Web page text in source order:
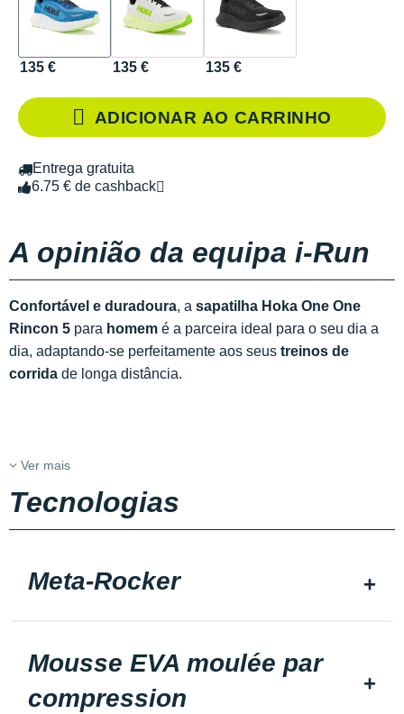
135 € 135 € 135 €
ADICIONAR AO CARRINHO
Entrega gratuita
6.75 € de cashback
A opinião da equipa i-Run
Confortável e duradoura, a sapatilha Hoka One One
Rincon 5 para homem é a parceira ideal para o seu dia a
dia, adaptando-se perfeitamente aos seus treinos de
corrida de longa distância.
Ver mais
Tecnologias
Meta-Rocker
Mousse EVA moulée par
compression